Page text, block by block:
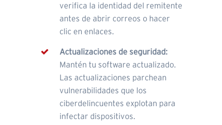
verifica la identidad del remitente
antes de abrir correos o hacer
clic en enlaces.
Actualizaciones de seguridad:
Mantén tu software actualizado.
Las actualizaciones parchean
vulnerabilidades que los
ciberdelincuentes explotan para
infectar dispositivos.